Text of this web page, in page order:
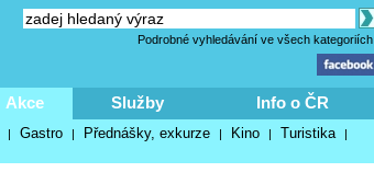
Podrobné vyhledávání ve všech kategoriích
Akce Služby Info o ČR
| Gastro | Přednášky, exkurze | Kino | Turistika |